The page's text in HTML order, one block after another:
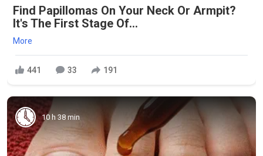
Find Papillomas On Your Neck Or Armpit?
It's The First Stage Of...
More
441 33 191
10 h 38 min